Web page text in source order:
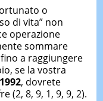
o
di vita” non
operazione
sommare
a raggiungere
se la vostra
, dovrete
(2, 8, 9, 1, 9, 9, 2).